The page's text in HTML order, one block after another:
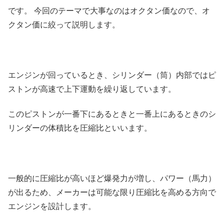
です。 今回のテーマで大事なのはオクタン価なので、オ
クタン価に絞って説明します。
エンジンが回っているとき、シリンダー（筒）内部ではピ
ストンが高速で上下運動を繰り返しています。
このピストンが一番下にあるときと一番上にあるときのシ
リンダーの体積比を圧縮比といいます。
一般的に圧縮比が高いほど爆発力が増し、パワー（馬力）
が出るため、メーカーは可能な限り圧縮比を高める方向で
エンジンを設計します。